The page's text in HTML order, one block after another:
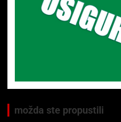
možda ste propustili